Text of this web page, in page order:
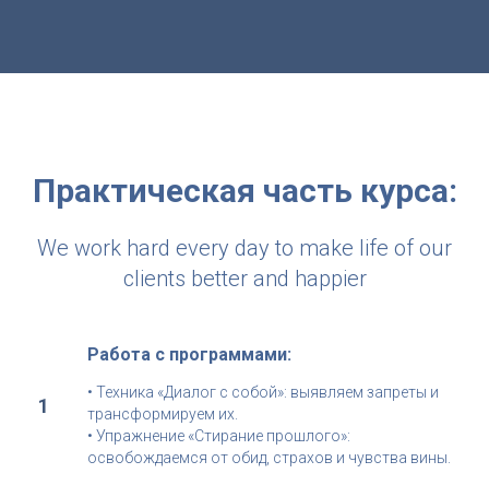
Практическая часть курса:
We work hard every day to make life of our
clients better and happier
Работа с программами:
• Техника «Диалог с собой»: выявляем запреты и
трансформируем их.
• Упражнение «Стирание прошлого»:
освобождаемся от обид, страхов и чувства вины.